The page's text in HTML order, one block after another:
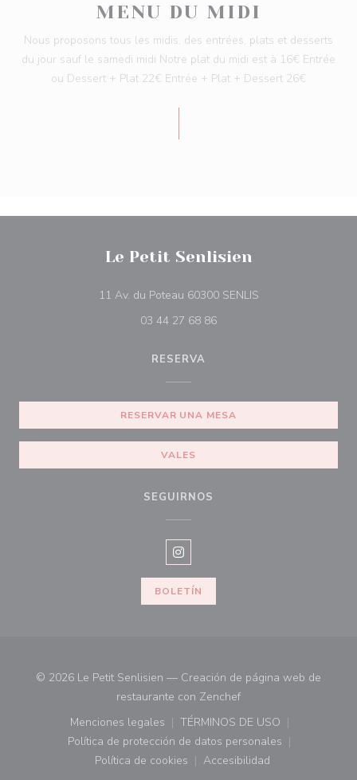
MENU DU MIDI
Nous proposons tous les midis, des entrées, plats et desserts
du jour sauf le samedi midi Notre plat du midi est à 16€ Entrée
ou Dessert + Plat 22€ Entrée + Plat + Dessert 26€
Le Petit Senlisien
11 Av. du Poteau 60300 SENLIS((abre en una
03 44 27 68 86
RESERVA
RESERVAR UNA MESA
VALES
SEGUIRNOS
Instagram ((abre en una nueva
BOLETÍN
© 2026 Le Petit Senlisien — Creación de página web de
restaurante con Zenchef((abre en una nueva
Menciones legales
((abre en una nueva ventana))
TÉRMINOS DE USO
((abre en una nueva
Política de protección de datos personales
((abre en una nueva ventana))
Política de cookies
((abre en una nueva ventana))
Accesibilidad
((abre en una nueva